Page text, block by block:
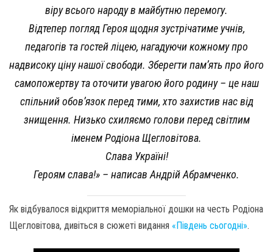
віру всього народу в майбутню перемогу.
Відтепер погляд Героя щодня зустрічатиме учнів,
педагогів та гостей ліцею, нагадуючи кожному про
надвисоку ціну нашої свободи. Зберегти пам’ять про його
самопожертву та оточити увагою його родину – це наш
спільний обов’язок перед тими, хто захистив нас від
знищення. Низько схиляємо голови перед світлим
іменем Родіона Щегловітова.
Слава Україні!
Героям слава!» – написав Андрій Абрамченко.
Як відбувалося відкриття меморіальної дошки на честь Родіона
Щегловітова, дивіться в сюжеті видання «Південь сьогодні».